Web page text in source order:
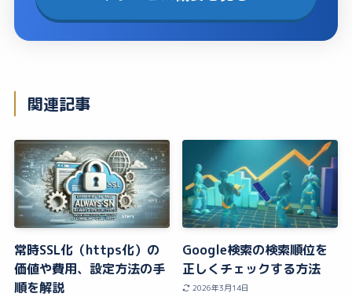
関連記事
常時SSL化（https化）の
価値や費用、設定方法の手
順を解説
Google検索の検索順位を
正しくチェックする方法
2026年3月14日